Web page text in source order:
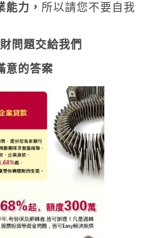
能力 ， 所以請您不要自我
問題交給我們
意的答案